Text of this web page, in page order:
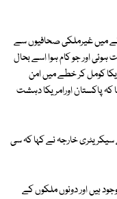
میں غیرملکی صحافیوں سے
جو بات چیت ہوئی اور جو کام ہوا اسے بحال
کومل کر خطے میں امن
کہ پاکستان اورامریکا دہشت
سیکریٹری خارجہ نے کہا کہ سی
ہیں اور دونوں ملکوں کے